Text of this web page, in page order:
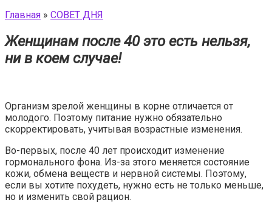
Главная » СОВЕТ ДНЯ
Женщинам после 40 это есть нельзя,
ни в коем случае!
Организм зрелой женщины в корне отличается от
молодого. Поэтому питание нужно обязательно
скорректировать, учитывая возрастные изменения.
Во-первых, после 40 лет происходит изменение
гормонального фона. Из-за этого меняется состояние
кожи, обмена веществ и нервной системы. Поэтому,
если вы хотите похудеть, нужно есть не только меньше,
но и изменить свой рацион.